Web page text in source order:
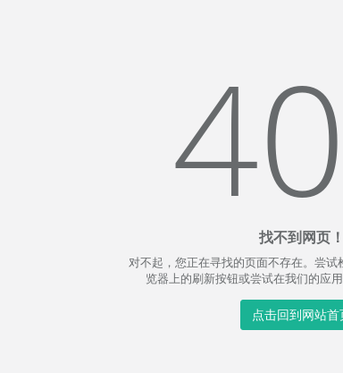
找不到网页！
对不起，您正在寻找的页面不存在。尝试
览器上的刷新按钮或尝试在我们的应
点击回到网站首